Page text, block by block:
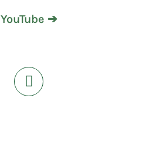
YouTube ➔